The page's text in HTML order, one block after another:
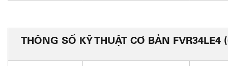
THÔNG SỐ KỸ THUẬT CƠ BẢN FVR34LE4